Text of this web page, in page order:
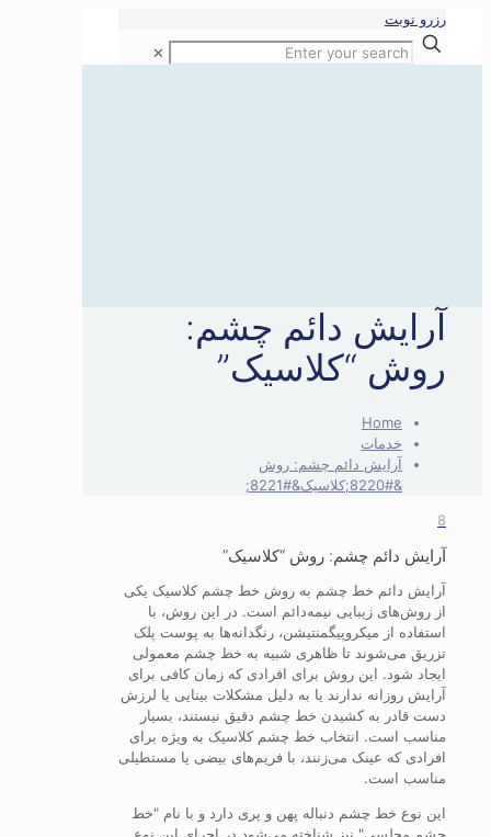
رزرو نوبت
✕
آرایش دائم چشم:
روش “کلاسیک”
Home
خدمات
آرایش دائم چشم: روش
&#8220;کلاسیک&#8221;
8
آرایش دائم چشم: روش “کلاسیک”
آرایش دائم خط چشم به روش خط چشم کلاسیک یکی
از روش‌های زیبایی نیمه‌دائم است. در این روش، با
استفاده از میکروپیگمنتیشن، رنگدانه‌ها به پوست پلک
تزریق می‌شوند تا ظاهری شبیه به خط چشم معمولی
ایجاد شود. این روش برای افرادی که زمان کافی برای
آرایش روزانه ندارند یا به دلیل مشکلات بینایی یا لرزش
دست قادر به کشیدن خط چشم دقیق نیستند، بسیار
مناسب است. انتخاب خط چشم کلاسیک به ویژه برای
افرادی که عینک می‌زنند، با فریم‌های بیضی یا مستطیلی
مناسب است.
این نوع خط چشم دنباله پهن و پری دارد و با نام "خط
چشم مجلسی" نیز شناخته می‌شود.در اجرای این نوع